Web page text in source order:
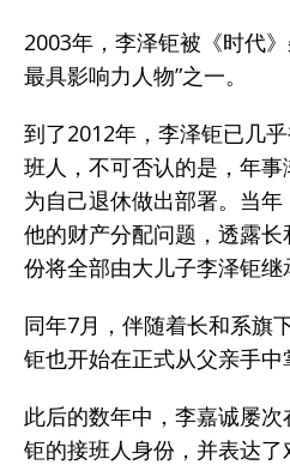
2003年，李泽钜被《时代
最具影响力人物”之一。
到了2012年，李泽钜已几
班人，不可否认的是，年
为自己退休做出部署。当
他的财产分配问题，透露
份将全部由大儿子李泽钜继
同年7月，伴随着长和系旗
钜也开始在正式从父亲手中
此后的数年中，李嘉诚屡
钜的接班人身份，并表达了